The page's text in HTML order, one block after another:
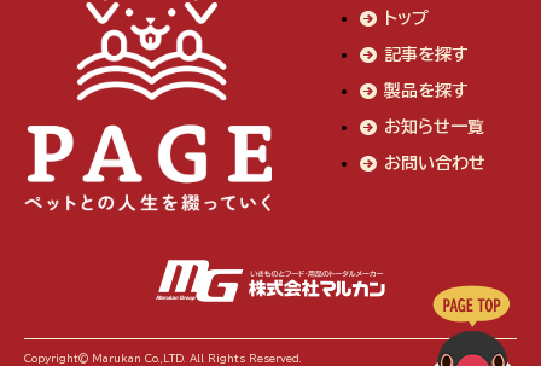
トップ
記事を探す
製品を探す
お知らせ一覧
お問い合わせ
Copyright© Marukan Co.,LTD. All Rights Reserved.